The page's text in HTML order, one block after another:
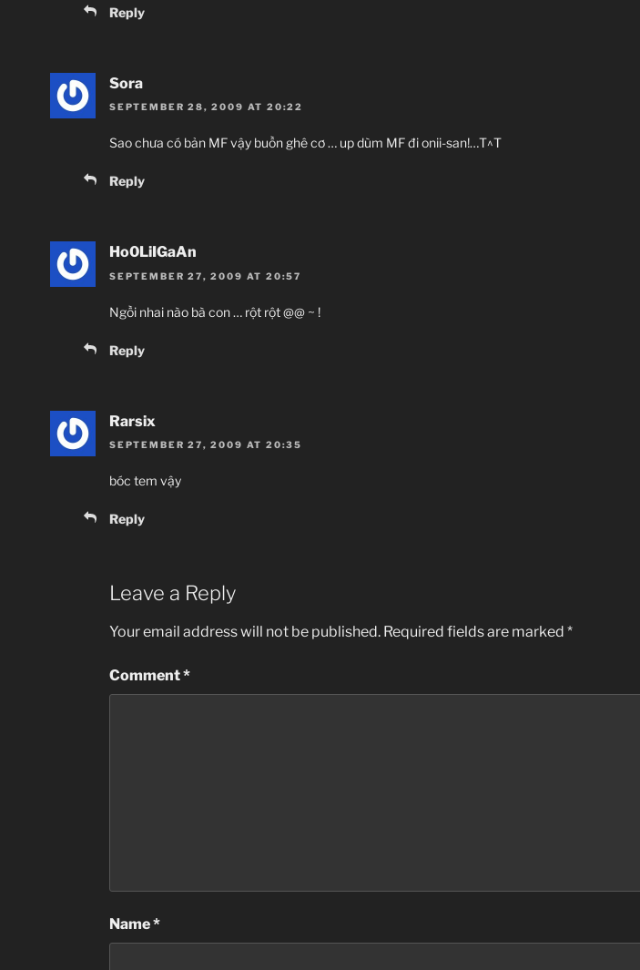
Reply
Sora
SEPTEMBER 28, 2009 AT 20:22
Sao chưa có bản MF vậy buồn ghê cơ … up dùm MF đi onii-san!…T^T
Reply
Ho0LiIGaAn
SEPTEMBER 27, 2009 AT 20:57
Ngồi nhai nào bà con … rột rột @@ ~ !
Reply
Rarsix
SEPTEMBER 27, 2009 AT 20:35
bóc tem vậy
Reply
Leave a Reply
Your email address will not be published. Required fields are marked *
Comment*
Name*